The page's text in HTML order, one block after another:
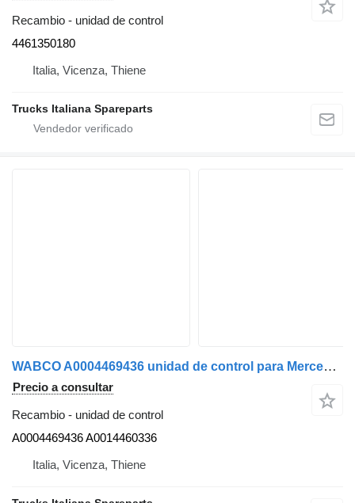
Recambio - unidad de control
4461350180
Italia, Vicenza, Thiene
Trucks Italiana Spareparts
WABCO A0004469436 unidad de control para Mercedes-Benz Actros euro 5 2008>2013 camión
Precio a consultar
Recambio - unidad de control
A0004469436 A0014460336
Italia, Vicenza, Thiene